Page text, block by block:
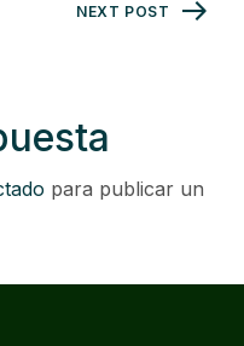
NEXT POST
para publicar un